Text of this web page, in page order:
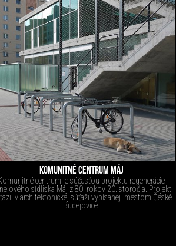
KOMUNITNÉ CENTRUM MÁJ
centrum je súčasťou projektu regenerácie
sídliska Máj z 80. rokov 20. storočia. Projekt
v architektonickej súťaži vypísanej mestom České
Budejovice.